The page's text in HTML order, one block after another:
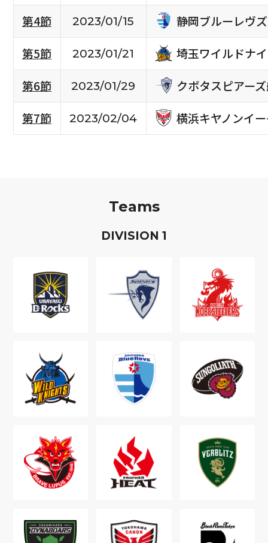
第4節
2023/01/15
静岡ブルーレヴズ
第5節
2023/01/21
埼玉ワイルドナ
第6節
2023/01/29
クボタスピアー
第7節
2023/02/04 横浜キヤノンイ
Teams
DIVISION 1